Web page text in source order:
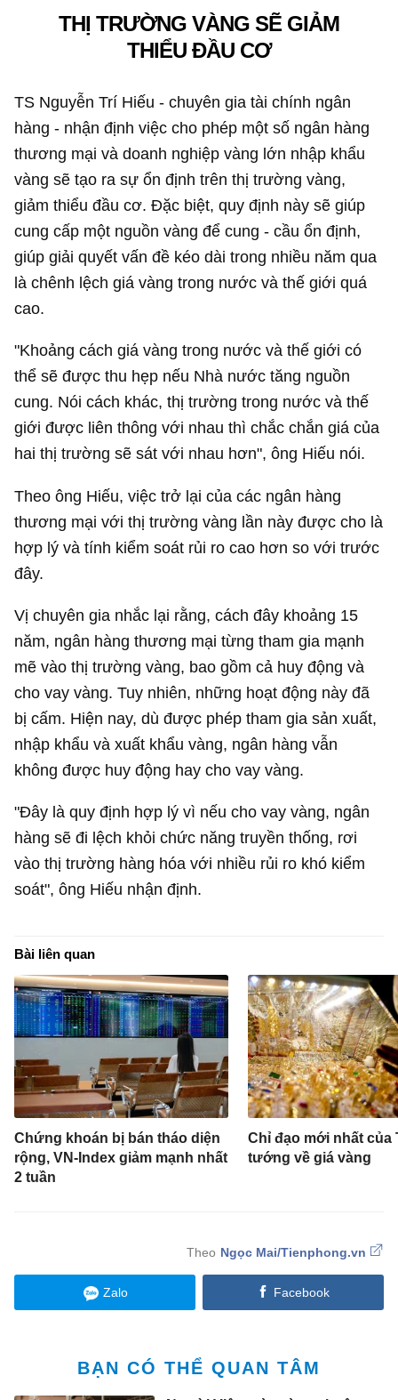
THỊ TRƯỜNG VÀNG SẼ GIẢM
THIỂU ĐẦU CƠ
TS Nguyễn Trí Hiếu - chuyên gia tài chính ngân
hàng - nhận định việc cho phép một số ngân hàng
thương mại và doanh nghiệp vàng lớn nhập khẩu
vàng sẽ tạo ra sự ổn định trên thị trường vàng,
giảm thiểu đầu cơ. Đặc biệt, quy định này sẽ giúp
cung cấp một nguồn vàng để cung - cầu ổn định,
giúp giải quyết vấn đề kéo dài trong nhiều năm qua
là chênh lệch giá vàng trong nước và thế giới quá
cao.
"Khoảng cách giá vàng trong nước và thế giới có
thể sẽ được thu hẹp nếu Nhà nước tăng nguồn
cung. Nói cách khác, thị trường trong nước và thế
giới được liên thông với nhau thì chắc chắn giá của
hai thị trường sẽ sát với nhau hơn", ông Hiếu nói.
Theo ông Hiếu, việc trở lại của các ngân hàng
thương mại với thị trường vàng lần này được cho là
hợp lý và tính kiểm soát rủi ro cao hơn so với trước
đây.
Vị chuyên gia nhắc lại rằng, cách đây khoảng 15
năm, ngân hàng thương mại từng tham gia mạnh
mẽ vào thị trường vàng, bao gồm cả huy động và
cho vay vàng. Tuy nhiên, những hoạt động này đã
bị cấm. Hiện nay, dù được phép tham gia sản xuất,
nhập khẩu và xuất khẩu vàng, ngân hàng vẫn
không được huy động hay cho vay vàng.
"Đây là quy định hợp lý vì nếu cho vay vàng, ngân
hàng sẽ đi lệch khỏi chức năng truyền thống, rơi
vào thị trường hàng hóa với nhiều rủi ro khó kiểm
soát", ông Hiếu nhận định.
Bài liên quan
Chứng khoán bị bán tháo diện
rộng, VN-Index giảm mạnh nhất
2 tuần
Chỉ đạo mới nhất của
tướng về giá vàng
Ngọc Mai/Tienphong.vn
Zalo Facebook
BẠN CÓ THỂ QUAN TÂM